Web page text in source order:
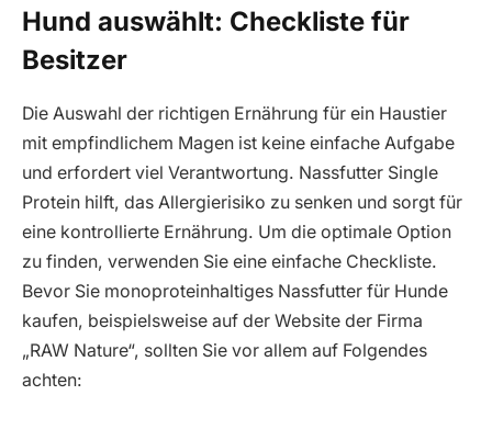
Hund auswählt: Checkliste für
Besitzer
Die Auswahl der richtigen Ernährung für ein Haustier
mit empfindlichem Magen ist keine einfache Aufgabe
und erfordert viel Verantwortung. Nassfutter Single
Protein hilft, das Allergierisiko zu senken und sorgt für
eine kontrollierte Ernährung. Um die optimale Option
zu finden, verwenden Sie eine einfache Checkliste.
Bevor Sie monoproteinhaltiges Nassfutter für Hunde
kaufen, beispielsweise auf der Website der Firma
„RAW Nature“, sollten Sie vor allem auf Folgendes
achten: